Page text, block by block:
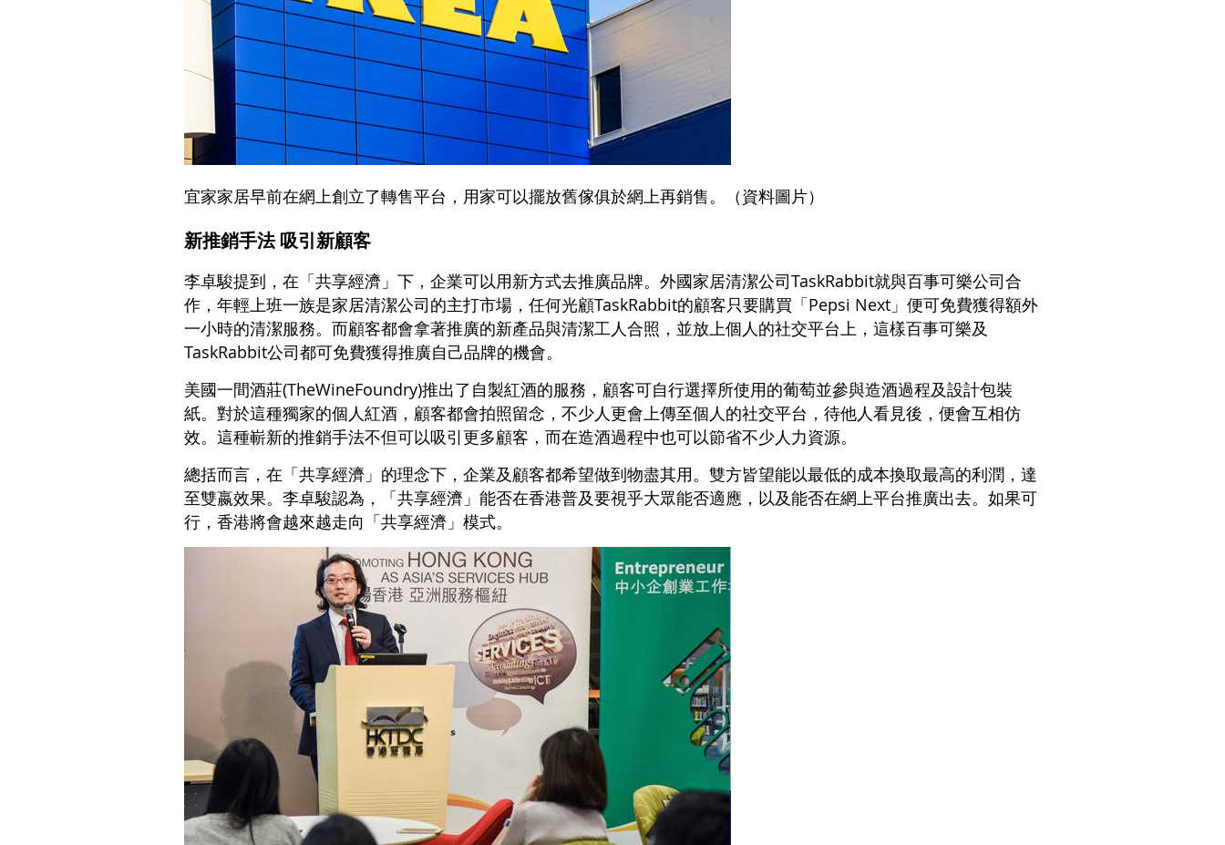
宜家家居早前在網上創立了轉售平台，用家可以擺放舊傢俱於網上再銷售。（資料圖片）
新推銷手法 吸引新顧客
李卓駿提到，在「共享經濟」下，企業可以用新方式去推廣品牌。外國家居清潔公司TaskRabbit就與百事可樂公司合
作，年輕上班一族是家居清潔公司的主打市場，任何光顧TaskRabbit的顧客只要購買「Pepsi Next」便可免費獲得額外
一小時的清潔服務。而顧客都會拿著推廣的新產品與清潔工人合照，並放上個人的社交平台上，這樣百事可樂及
TaskRabbit公司都可免費獲得推廣自己品牌的機會。
美國一間酒莊(TheWineFoundry)推出了自製紅酒的服務，顧客可自行選擇所使用的葡萄並參與造酒過程及設計包裝
紙。對於這種獨家的個人紅酒，顧客都會拍照留念，不少人更會上傳至個人的社交平台，待他人看見後，便會互相仿
效。這種嶄新的推銷手法不但可以吸引更多顧客，而在造酒過程中也可以節省不少人力資源。
總括而言，在「共享經濟」的理念下，企業及顧客都希望做到物盡其用。雙方皆望能以最低的成本換取最高的利潤，達
至雙嬴效果。李卓駿認為，「共享經濟」能否在香港普及要視乎大眾能否適應，以及能否在網上平台推廣出去。如果可
行，香港將會越來越走向「共享經濟」模式。